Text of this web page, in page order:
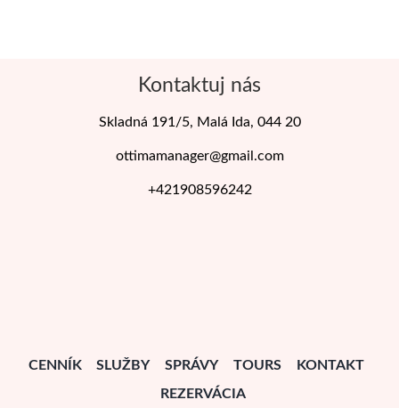
Kontaktuj nás
Skladná 191/5, Malá Ida, 044 20
ottimamanager@gmail.com
+421908596242
CENNÍK SLUŽBY SPRÁVY TOURS
KONTAKT
REZERVÁCIA